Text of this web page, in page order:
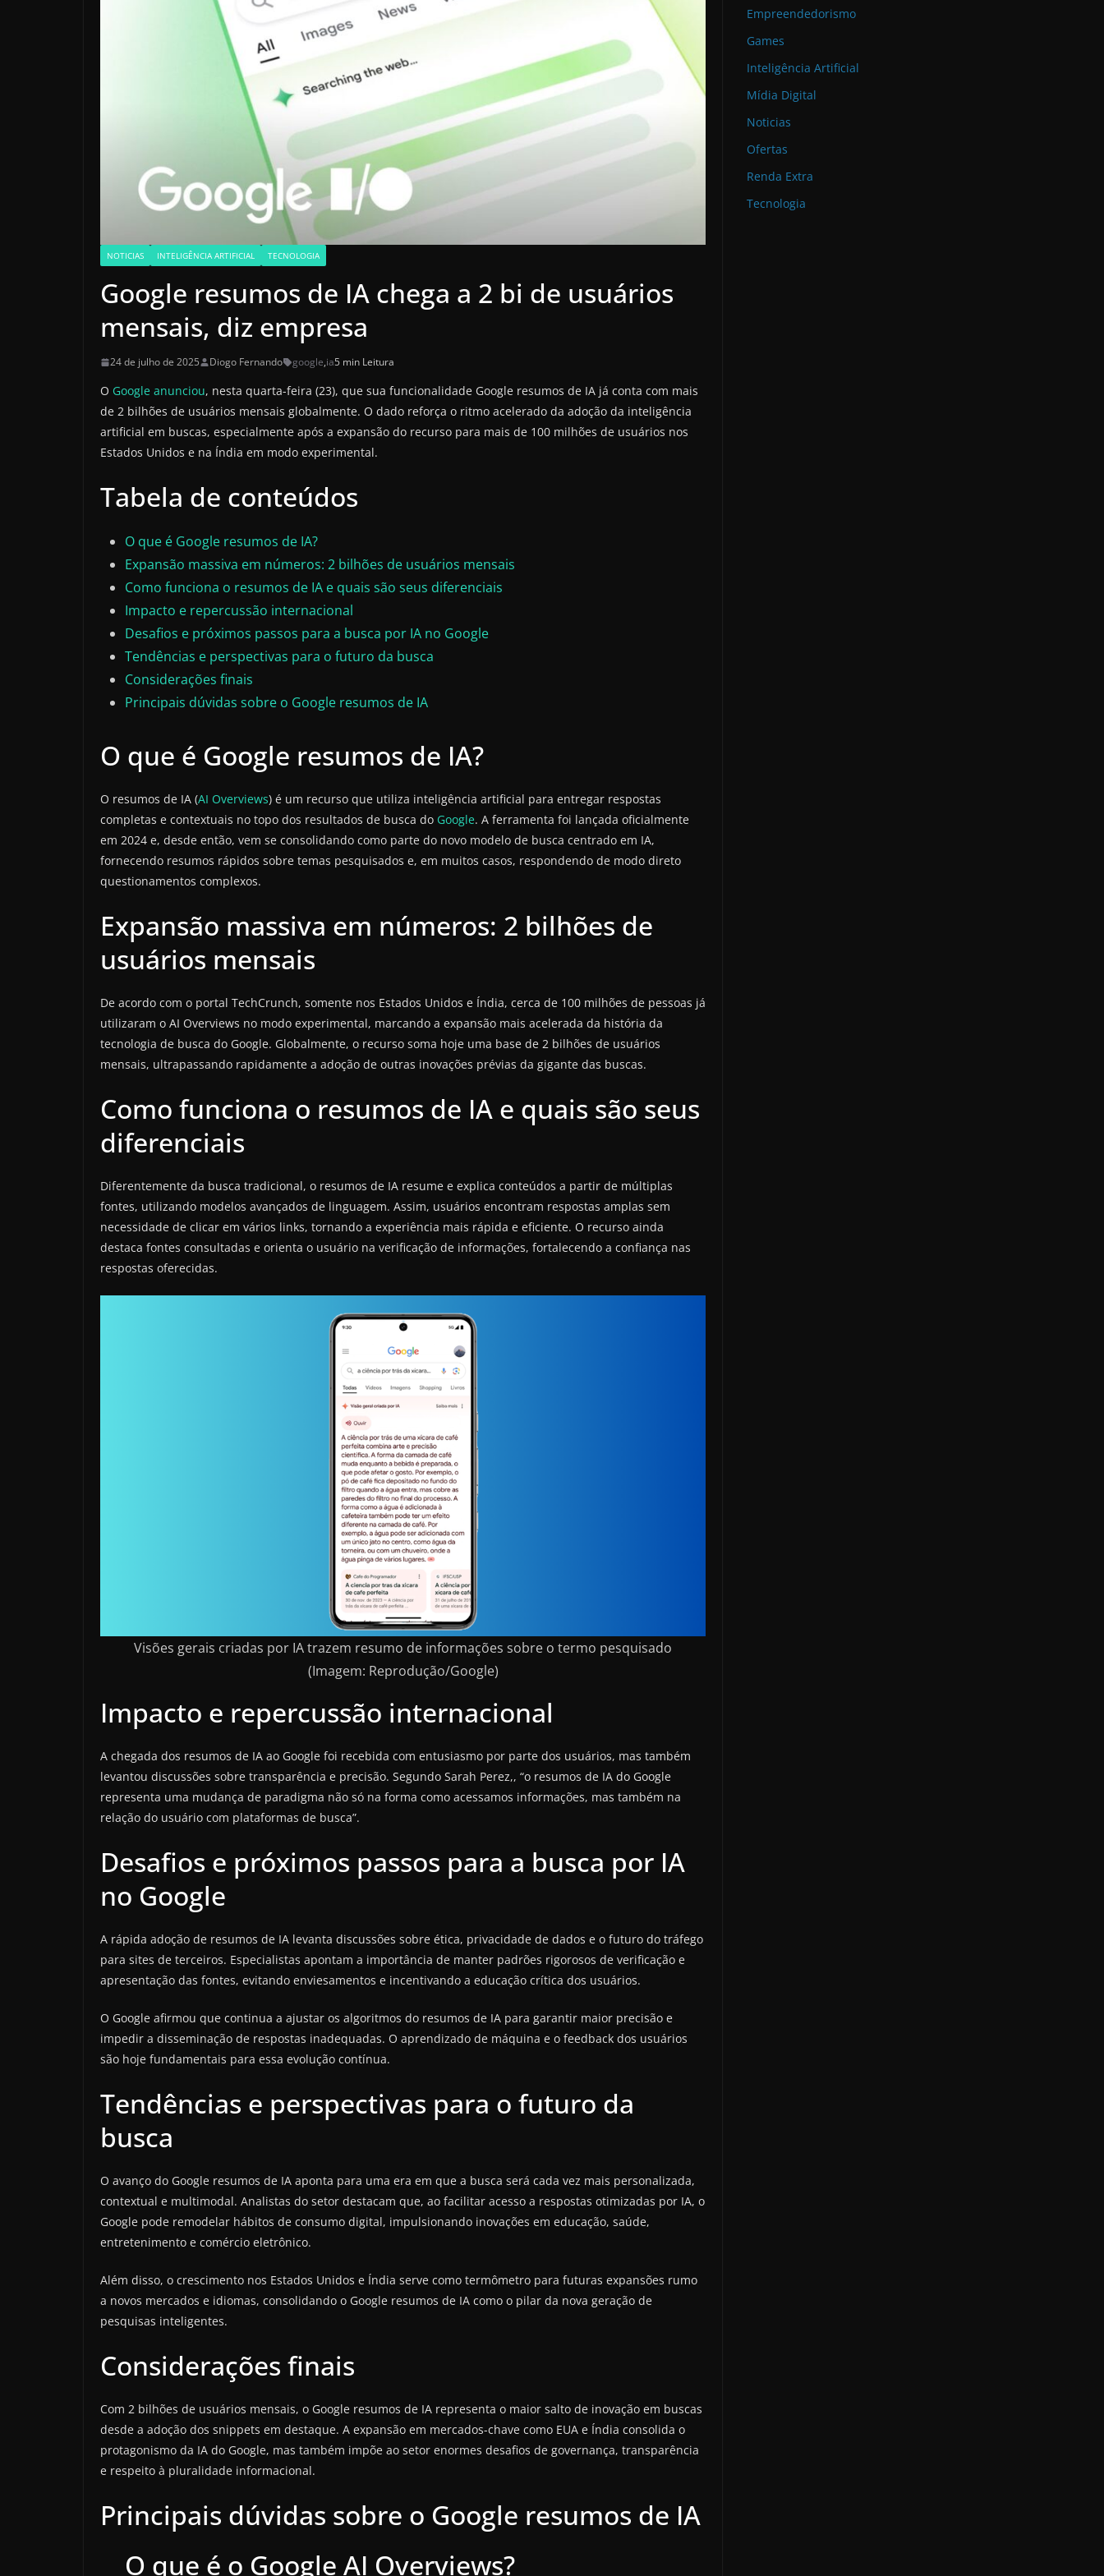
NOTICIAS INTELIGÊNCIA ARTIFICIAL TECNOLOGIA
Google resumos de IA chega a 2 bi de usuários
mensais, diz empresa
24 de julho de 2025 Diogo Fernando google,ia5 min Leitura
O Google anunciou, nesta quarta-feira (23), que sua funcionalidade Google resumos de IA já conta com mais
de 2 bilhões de usuários mensais globalmente. O dado reforça o ritmo acelerado da adoção da inteligência
artificial em buscas, especialmente após a expansão do recurso para mais de 100 milhões de usuários nos
Estados Unidos e na Índia em modo experimental.
Tabela de conteúdos
O que é Google resumos de IA?
Expansão massiva em números: 2 bilhões de usuários mensais
Como funciona o resumos de IA e quais são seus diferenciais
Impacto e repercussão internacional
Desafios e próximos passos para a busca por IA no Google
Tendências e perspectivas para o futuro da busca
Considerações finais
Principais dúvidas sobre o Google resumos de IA
O que é Google resumos de IA?
O resumos de IA (AI Overviews) é um recurso que utiliza inteligência artificial para entregar respostas
completas e contextuais no topo dos resultados de busca do Google. A ferramenta foi lançada oficialmente
em 2024 e, desde então, vem se consolidando como parte do novo modelo de busca centrado em IA,
fornecendo resumos rápidos sobre temas pesquisados e, em muitos casos, respondendo de modo direto
questionamentos complexos.
Expansão massiva em números: 2 bilhões de
usuários mensais
De acordo com o portal TechCrunch, somente nos Estados Unidos e Índia, cerca de 100 milhões de pessoas já
utilizaram o AI Overviews no modo experimental, marcando a expansão mais acelerada da história da
tecnologia de busca do Google. Globalmente, o recurso soma hoje uma base de 2 bilhões de usuários
mensais, ultrapassando rapidamente a adoção de outras inovações prévias da gigante das buscas.
Como funciona o resumos de IA e quais são seus
diferenciais
Diferentemente da busca tradicional, o resumos de IA resume e explica conteúdos a partir de múltiplas
fontes, utilizando modelos avançados de linguagem. Assim, usuários encontram respostas amplas sem
necessidade de clicar em vários links, tornando a experiência mais rápida e eficiente. O recurso ainda
destaca fontes consultadas e orienta o usuário na verificação de informações, fortalecendo a confiança nas
respostas oferecidas.
Visões gerais criadas por IA trazem resumo de informações sobre o termo pesquisado
(Imagem: Reprodução/Google)
Impacto e repercussão internacional
A chegada dos resumos de IA ao Google foi recebida com entusiasmo por parte dos usuários, mas também
levantou discussões sobre transparência e precisão. Segundo Sarah Perez,, “o resumos de IA do Google
representa uma mudança de paradigma não só na forma como acessamos informações, mas também na
relação do usuário com plataformas de busca”.
Desafios e próximos passos para a busca por IA
no Google
A rápida adoção de resumos de IA levanta discussões sobre ética, privacidade de dados e o futuro do tráfego
para sites de terceiros. Especialistas apontam a importância de manter padrões rigorosos de verificação e
apresentação das fontes, evitando enviesamentos e incentivando a educação crítica dos usuários.
O Google afirmou que continua a ajustar os algoritmos do resumos de IA para garantir maior precisão e
impedir a disseminação de respostas inadequadas. O aprendizado de máquina e o feedback dos usuários
são hoje fundamentais para essa evolução contínua.
Tendências e perspectivas para o futuro da
busca
O avanço do Google resumos de IA aponta para uma era em que a busca será cada vez mais personalizada,
contextual e multimodal. Analistas do setor destacam que, ao facilitar acesso a respostas otimizadas por IA, o
Google pode remodelar hábitos de consumo digital, impulsionando inovações em educação, saúde,
entretenimento e comércio eletrônico.
Além disso, o crescimento nos Estados Unidos e Índia serve como termômetro para futuras expansões rumo
a novos mercados e idiomas, consolidando o Google resumos de IA como o pilar da nova geração de
pesquisas inteligentes.
Considerações finais
Com 2 bilhões de usuários mensais, o Google resumos de IA representa o maior salto de inovação em buscas
desde a adoção dos snippets em destaque. A expansão em mercados-chave como EUA e Índia consolida o
protagonismo da IA do Google, mas também impõe ao setor enormes desafios de governança, transparência
e respeito à pluralidade informacional.
Principais dúvidas sobre o Google resumos de IA
O que é o Google AI Overviews?
Empreendedorismo
Games
Inteligência Artificial
Mídia Digital
Noticias
Ofertas
Renda Extra
Tecnologia